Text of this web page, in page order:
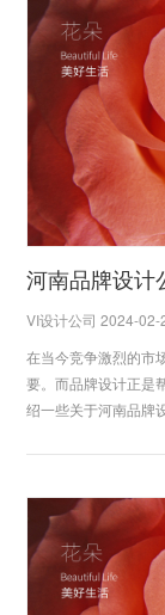
VI设计公司 2024-02-
在当今竞争激烈的市
要。而品牌设计正是
绍一些关于河南品牌